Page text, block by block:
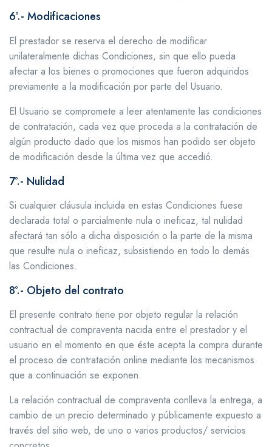
6º.- Modificaciones
El prestador se reserva el derecho de modificar
unilateralmente dichas Condiciones, sin que ello pueda
afectar a los bienes o promociones que fueron adquiridos
previamente a la modificación por parte del Usuario.
El Usuario se compromete a leer atentamente las condiciones
de contratación, cada vez que proceda a la contratación de
algún producto dado que los mismos han podido ser objeto
de modificación desde la última vez que accedió.
7º.- Nulidad
Si cualquier cláusula incluida en estas Condiciones fuese
declarada total o parcialmente nula o ineficaz, tal nulidad
afectará tan sólo a dicha disposición o la parte de la misma
que resulte nula o ineficaz, subsistiendo en todo lo demás
las Condiciones.
8º.- Objeto del contrato
El presente contrato tiene por objeto regular la relación
contractual de compraventa nacida entre el prestador y el
usuario en el momento en que éste acepta la compra durante
el proceso de contratación online mediante los mecanismos
que a continuación se exponen.
La relación contractual de compraventa conlleva la entrega, a
cambio de un precio determinado y públicamente expuesto a
través del sitio web, de uno o varios productos/ servicios